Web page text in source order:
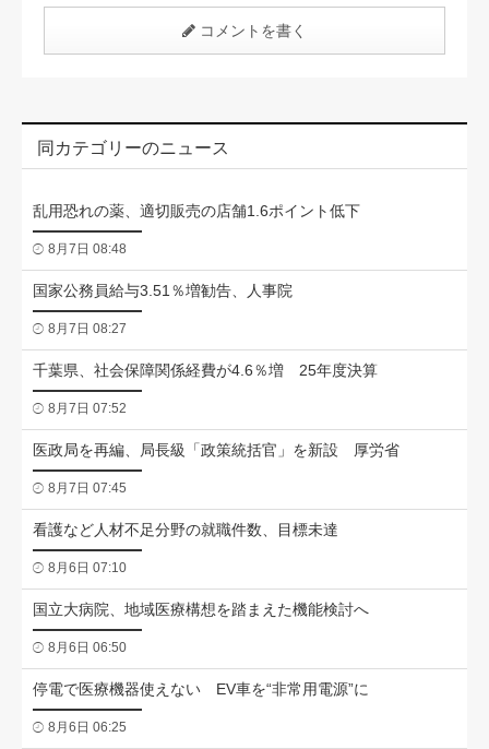
コメントを書く
同カテゴリーのニュース
乱用恐れの薬、適切販売の店舗1.6ポイント低下
8月7日 08:48
国家公務員給与3.51％増勧告、人事院
8月7日 08:27
千葉県、社会保障関係経費が4.6％増 25年度決算
8月7日 07:52
医政局を再編、局長級「政策統括官」を新設 厚労省
8月7日 07:45
看護など人材不足分野の就職件数、目標未達
8月6日 07:10
国立大病院、地域医療構想を踏まえた機能検討へ
8月6日 06:50
停電で医療機器使えない EV車を“非常用電源”に
8月6日 06:25